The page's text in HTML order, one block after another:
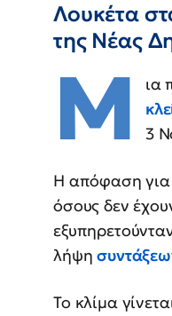
Λουκέτα
της Νέας
Μ
ια
3
Η απόφαση
όσους δεν
λήψη
Το κλίμα